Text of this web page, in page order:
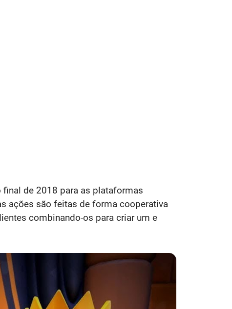
de 2018 para as plataformas
ações são feitas de forma cooperativa
combinando-os para criar um e